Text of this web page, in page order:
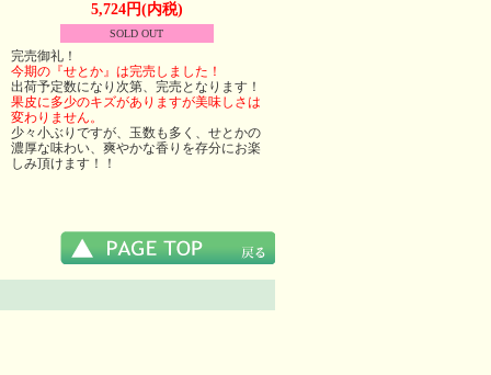
5,724円(内税)
SOLD OUT
完売御礼！
今期の『せとか』は完売しました！
出荷予定数になり次第、完売となります！
果皮に多少のキズがありますが美味しさは
変わりません。
少々小ぶりですが、玉数も多く、せとかの
濃厚な味わい、爽やかな香りを存分にお楽
しみ頂けます！！